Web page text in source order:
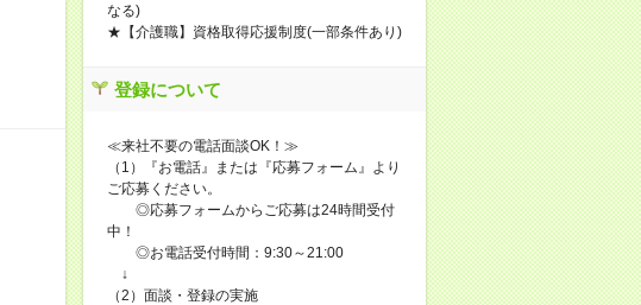
なる)
★【介護職】資格取得応援制度(一部条件あり)
登録について
≪来社不要の電話面談OK！≫
（1）『お電話』または『応募フォーム』より
ご応募ください。
◎応募フォームからご応募は24時間受付
中！
◎お電話受付時間：9:30～21:00
↓
（2）面談・登録の実施